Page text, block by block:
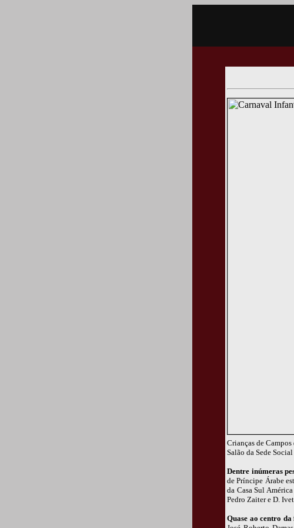
Crianças de
Salão da Sede
Dentre inúmeras
de Príncipe Árabe
da Casa Sul
Pedro Zaiter e D.
Quase ao centro